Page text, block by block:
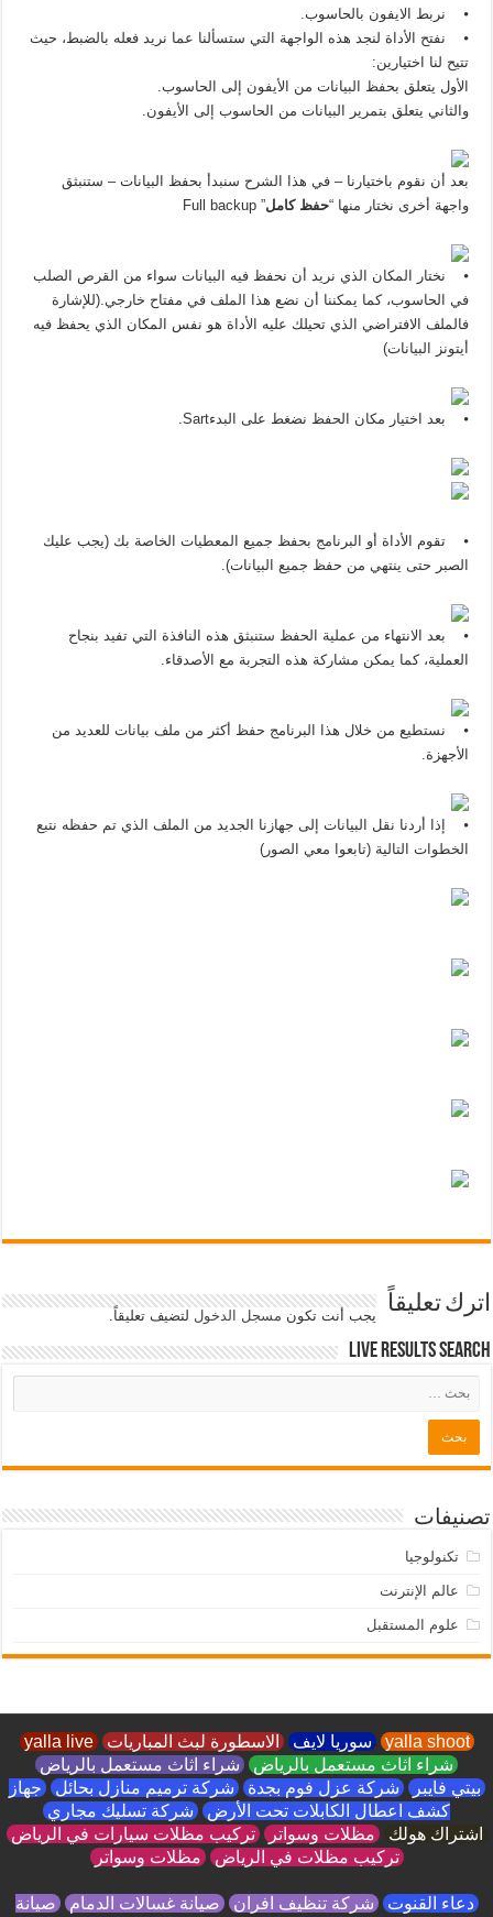
⦁ نربط الايفون بالحاسوب.
⦁ نفتح الأداة لنجد هذه الواجهة التي ستسألنا عما نريد فعله بالضبط، حيث
تتيح لنا اختيارين:
الأول يتعلق بحفظ البيانات من الأيفون إلى الحاسوب.
والثاني يتعلق بتمرير البيانات من الحاسوب إلى الأيفون.
بعد أن نقوم باختيارنا – في هذا الشرح سنبدأ بحفظ البيانات – ستنبثق
واجهة أخرى نختار منها “حفظ كامل” Full backup
⦁ نختار المكان الذي نريد أن نحفظ فيه البيانات سواء من القرص الصلب
في الحاسوب، كما يمكننا أن نضع هذا الملف في مفتاح خارجي.(للإشارة
فالملف الافتراضي الذي تحيلك عليه الأداة هو نفس المكان الذي يحفظ فيه
أيتونز البيانات)
⦁ بعد اختيار مكان الحفظ نضغط على البدءSart.
⦁ تقوم الأداة أو البرنامج بحفظ جميع المعطيات الخاصة بك (يجب عليك
الصبر حتى ينتهي من حفظ جميع البيانات).
⦁ بعد الانتهاء من عملية الحفظ ستنبثق هذه النافذة التي تفيد بنجاح
العملية، كما يمكن مشاركة هذه التجربة مع الأصدقاء.
⦁ نستطيع من خلال هذا البرنامج حفظ أكثر من ملف بيانات للعديد من
الأجهزة.
⦁ إذا أردنا نقل البيانات إلى جهازنا الجديد من الملف الذي تم حفظه نتبع
الخطوات التالية (تابعوا معي الصور)
اترك تعليقاً يجب أنت تكون مسجل الدخول لتضيف تعليقاً.
Live Results Search
تصنيفات
تكنولوجيا
عالم الإنترنت
علوم المستقبل
yalla shoot سوريا لايف الاسطورة لبث المباريات yalla live
شراء اثاث مستعمل بالرياض شراء اثاث مستعمل بالرياض
بيتي فايبر شركة عزل فوم بجدة شركة ترميم منازل بحائل جهاز
كشف اعطال الكابلات تحت الأرض شركة تسليك مجاري
اشتراك هولك مظلات وسواتر تركيب مظلات سيارات في الرياض
تركيب مظلات في الرياض مظلات وسواتر
دعاء القنوت شركة تنظيف افران صيانة غسالات الدمام صيانة